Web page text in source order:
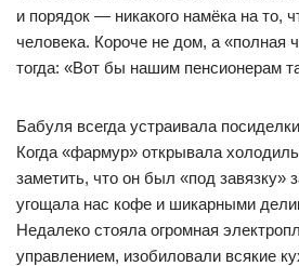
и порядок — никакого намёка на то,
человека. Короче не дом, а
тогда: «Вот бы нашим пенсионерам
Бабуля всегда устраивала
Когда «фармур» открывала
заметить, что он был «под завязку»
угощала нас кофе и шикарными
Недалеко стояла огромная
управлением, изобиловали всякие